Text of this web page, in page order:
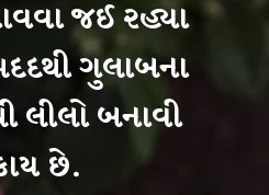
જઈ રહ્યા
ગુલાબના
લીલો બનાવી